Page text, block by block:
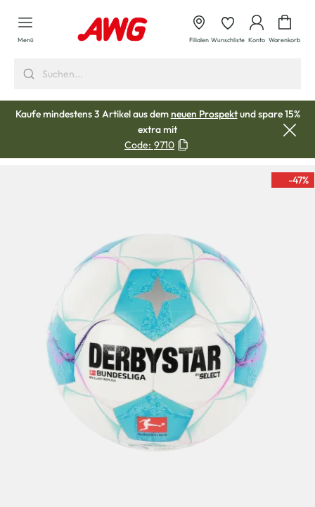
springen
Menü Filialen Wunschliste Konto Warenkorb
Kaufe mindestens 3 Artikel aus demneuen Prospektund spare 15%
extra mit
Code: 9710
-47%